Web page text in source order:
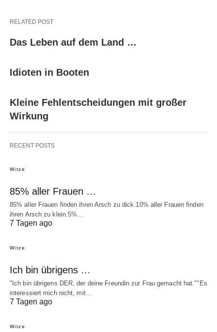
RELATED POST
Das Leben auf dem Land …
Idioten in Booten
Kleine Fehlentscheidungen mit großer
Wirkung
RECENT POSTS
Witze
85% aller Frauen …
85% aller Frauen finden ihren Arsch zu dick.10% aller Frauen finden
ihren Arsch zu klein.5%…
7 Tagen ago
Witze
Ich bin übrigens …
"Ich bin übrigens DER, der deine Freundin zur Frau gemacht hat.""Es
interessiert mich nicht, mit…
7 Tagen ago
Witze